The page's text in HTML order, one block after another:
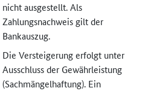
nicht ausgestellt. Als
Zahlungsnachweis gilt der
Bankauszug.
Die Versteigerung erfolgt unter
Ausschluss der Gewährleistung
(Sachmängel­haftung). Ein